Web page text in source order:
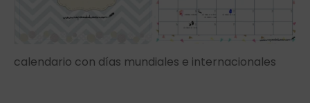
calendario con días mundiales e internacionales